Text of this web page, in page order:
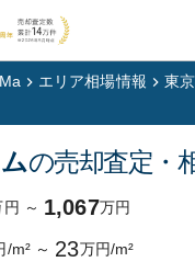
エリア相場情報 東
の売却査定・
円 ～ 1,067万円
/m² ～ 23万円/m²